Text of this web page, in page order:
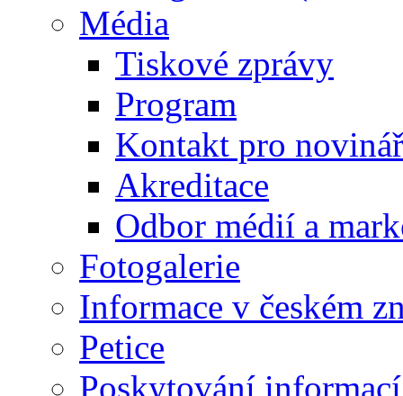
Média
Tiskové zprávy
Program
Kontakt pro
Akreditace
Odbor médií a
Fotogalerie
Informace v českém
Petice
Poskytování informací